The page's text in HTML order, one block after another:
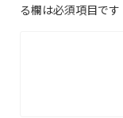
る欄は必須項目です